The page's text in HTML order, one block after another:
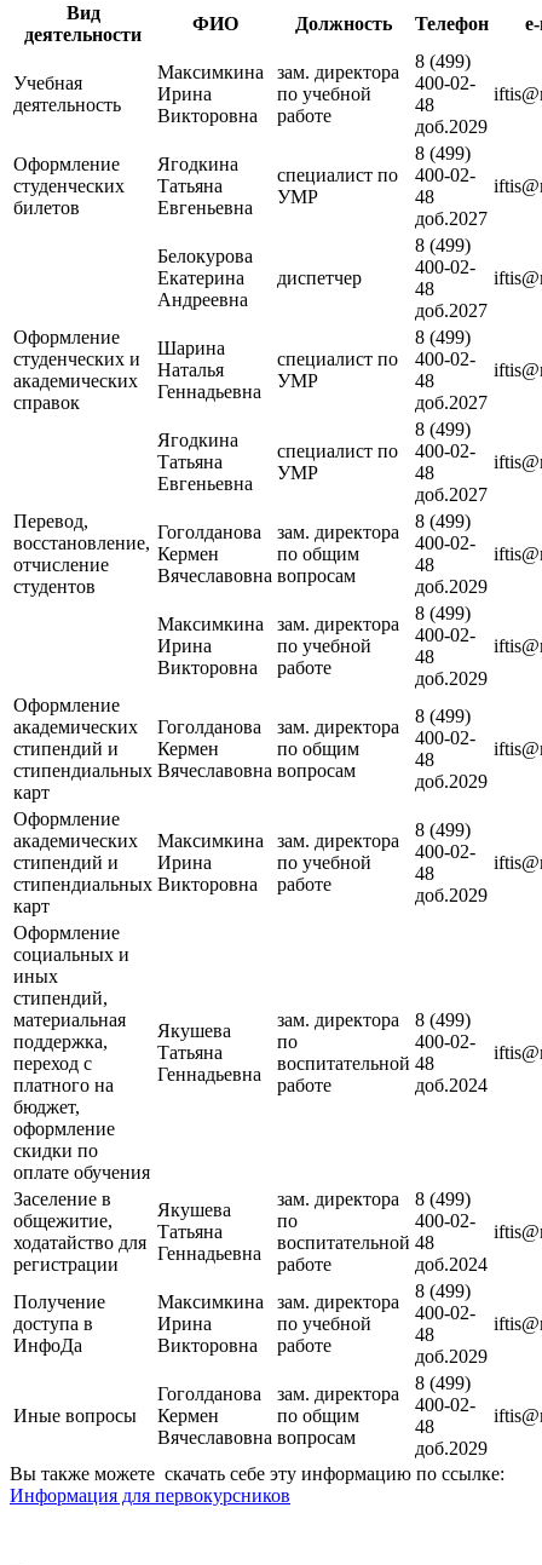
Вид
деятельности
ФИО Должность Телефон
Учебная
деятельность
Максимкина
Ирина
Викторовна
зам. директора
по учебной
работе
8 (499)
400-02-
48
доб.2029
Оформление
студенческих
билетов
Ягодкина
Татьяна
Евгеньевна
специалист по
УМР
8 (499)
400-02-
48
доб.2027
Белокурова
Екатерина
Андреевна
диспетчер
8 (499)
400-02-
48
доб.2027
Оформление
студенческих и
академических
справок
Шарина
Наталья
Геннадьевна
специалист по
УМР
8 (499)
400-02-
48
доб.2027
Ягодкина
Татьяна
Евгеньевна
специалист по
УМР
8 (499)
400-02-
48
доб.2027
Перевод,
восстановление,
отчисление
студентов
Гоголданова
Кермен
Вячеславовна
зам. директора
по общим
вопросам
8 (499)
400-02-
48
доб.2029
Максимкина
Ирина
Викторовна
зам. директора
по учебной
работе
8 (499)
400-02-
48
доб.2029
Оформление
академических
стипендий и
стипендиальных
карт
Гоголданова
Кермен
Вячеславовна
зам. директора
по общим
вопросам
8 (499)
400-02-
48
доб.2029
Оформление
академических
стипендий и
стипендиальных
карт
Максимкина
Ирина
Викторовна
зам. директора
по учебной
работе
8 (499)
400-02-
48
доб.2029
Оформление
социальных и
иных
стипендий,
материальная
поддержка,
переход с
платного на
бюджет,
оформление
скидки по
оплате обучения
Якушева
Татьяна
Геннадьевна
зам. директора
по
воспитательной
работе
8 (499)
400-02-
48
доб.2024
Заселение в
общежитие,
ходатайство для
регистрации
Якушева
Татьяна
Геннадьевна
зам. директора
по
воспитательной
работе
8 (499)
400-02-
48
доб.2024
Получение
доступа в
ИнфоДа
Максимкина
Ирина
Викторовна
зам. директора
по учебной
работе
8 (499)
400-02-
48
доб.2029
Иные вопросы
Гоголданова
Кермен
Вячеславовна
зам. директора
по общим
вопросам
8 (499)
400-02-
48
доб.2029
Вы также можете скачать себе эту информацию по ссылке:
Информация для первокурсников